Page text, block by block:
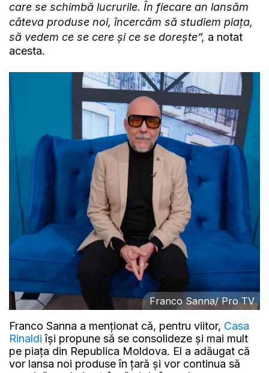
care se schimbă lucrurile. În fiecare an lansăm
câteva produse noi, încercăm să studiem piața,
să vedem ce se cere și ce se dorește”, a notat
acesta.
Franco Sanna/ Pro TV
Franco Sanna a menționat că, pentru viitor, Casa
Rinaldi își propune să se consolideze și mai mult
pe piața din Republica Moldova. El a adăugat că
vor lansa noi produse în țară și vor continua să